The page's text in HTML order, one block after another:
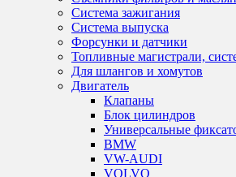
Система зажигания
Система выпуска
Форсунки и датчики
Топливные магистрали,
Для шлангов и хомутов
Двигатель
Клапаны
Блок цилиндров
Универсальные
BMW
VW-AUDI
VOLVO